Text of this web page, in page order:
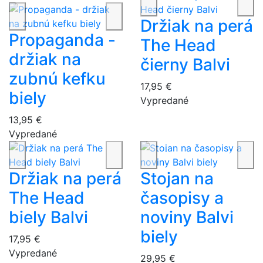
Propaganda -
držiak na
zubnú kefku
biely
13,95 €
Vypredané
Držiak na perá
The Head
čierny Balvi
17,95 €
Vypredané
Držiak na perá
The Head
biely Balvi
17,95 €
Vypredané
Stojan na
časopisy a
noviny Balvi
biely
29,95 €